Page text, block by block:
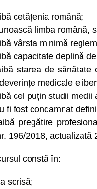
cetățenia română;
limba română,
vârsta minimă
capacitate deplină
starea de sănătate
medicale
cel puțin studii medii
fi fost condamnat
pregătire
196/2018, actualizată
constă în:
scrisă;